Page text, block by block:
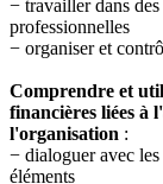
− travailler dans
professionnelles
− organiser et
Comprendre et
financières liées à
l'organisation :
− dialoguer avec les
éléments